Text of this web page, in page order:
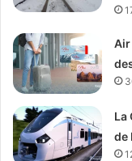
Air
La
de